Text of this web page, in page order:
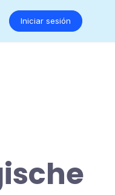
Iniciar sesión